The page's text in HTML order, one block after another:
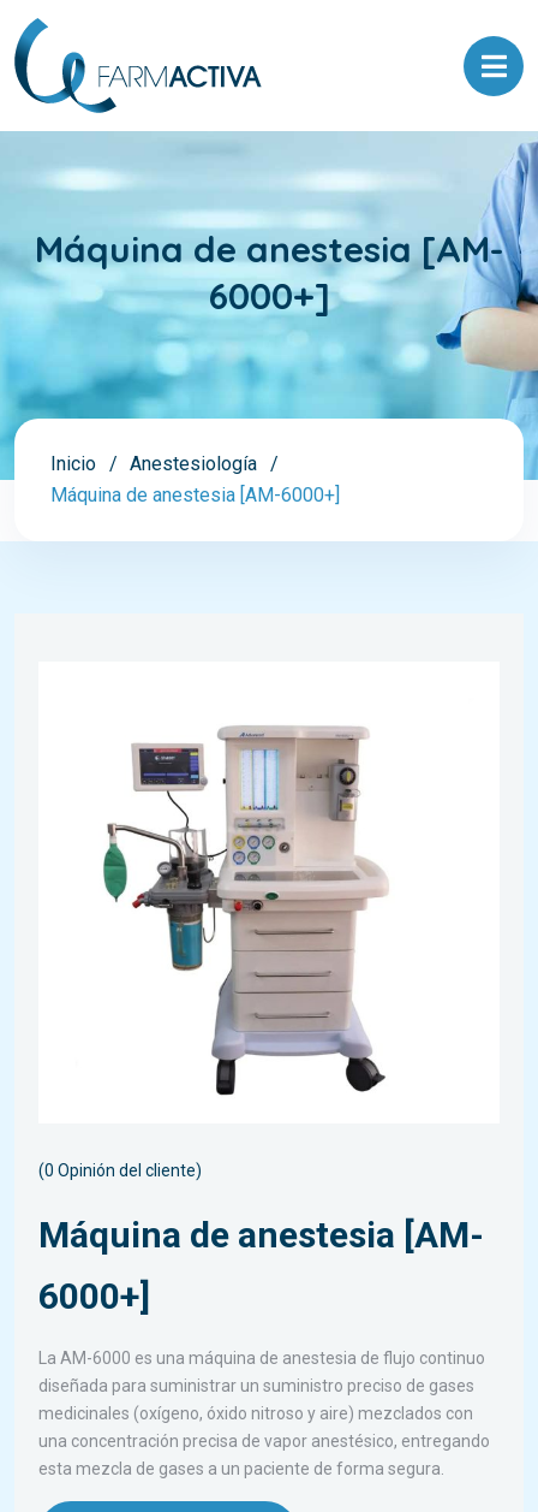
Máquina de anestesia [AM-
6000+]
Inicio
Anestesiología
Máquina de anestesia [AM-6000+]
(0 Opinión del cliente)
Máquina de anestesia [AM-
6000+]
La AM-6000 es una máquina de anestesia de flujo continuo
diseñada para suministrar un suministro preciso de gases
medicinales (oxígeno, óxido nitroso y aire) mezclados con
una concentración precisa de vapor anestésico, entregando
esta mezcla de gases a un paciente de forma segura.